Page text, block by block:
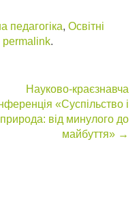
педагогіка, Освітні
permalink.
Науково-краєзнавча
«Суспільство і
природа: від минулого до
майбуття» →